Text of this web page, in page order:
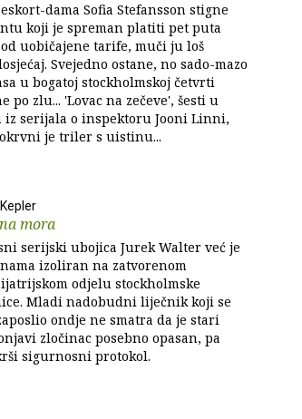
dama Sofia Stefansson stigne
koji je spreman platiti pet puta
uobičajene tarife, muči ju loš
Svejedno ostane, no sado-mazo
u bogatoj stockholmskoj četvrti
po zlu... 'Lovac na zečeve', šesti u
iz serijala o inspektoru Jooni Linni,
je triler s uistinu...
mora
serijski ubojica Jurek Walter već je
izoliran na zatvorenom
odjelu stockholmske
Mladi nadobudni liječnik koji se
ondje ne smatra da je stari
zločinac posebno opasan, pa
sigurnosni protokol.